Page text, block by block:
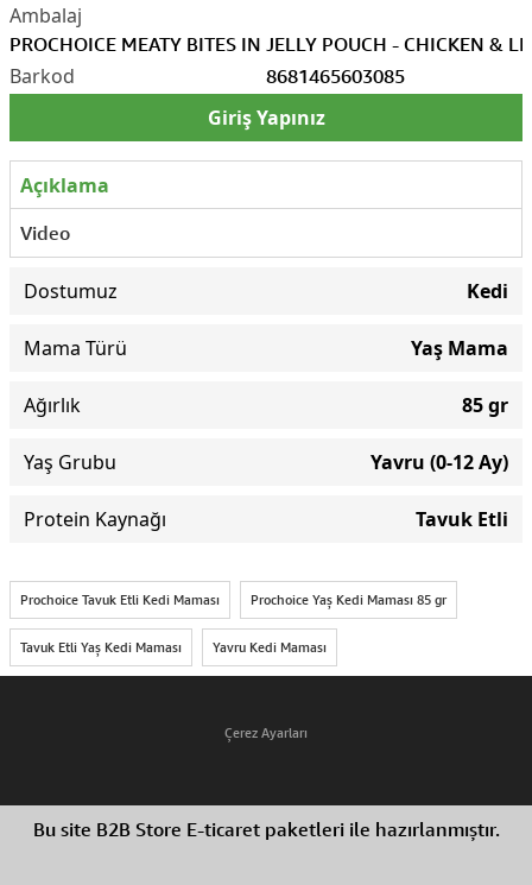
PROCHOICE MEATY BITES IN JELLY POUCH - CHICKEN &
8681465603085
Giriş Yapınız
Açıklama
Video
Dostumuz Kedi
Mama Türü Yaş Mama
Ağırlık 85 gr
Yaş Grubu Yavru (0-12 Ay)
Protein Kaynağı Tavuk Etli
Prochoice Tavuk Etli Kedi Maması Prochoice Yaş Kedi Maması 85 gr
Tavuk Etli Yaş Kedi Maması Yavru Kedi Maması
Çerez Ayarları
Bu site B2B Store E-ticaret paketleri ile hazırlanmıştır.